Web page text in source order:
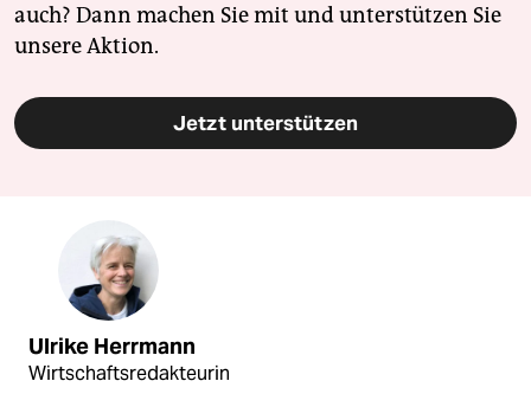
auch? Dann machen Sie mit und unterstützen Sie
unsere Aktion.
Jetzt unterstützen
Ulrike Herrmann
Wirtschaftsredakteurin